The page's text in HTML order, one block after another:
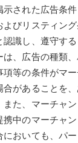
示された広告条
よびリスティン
認識し、遵守す
は、広告の種類
等の条件がマ
合があることを
また、マーチャ
携中のマーチャ
においても、パ